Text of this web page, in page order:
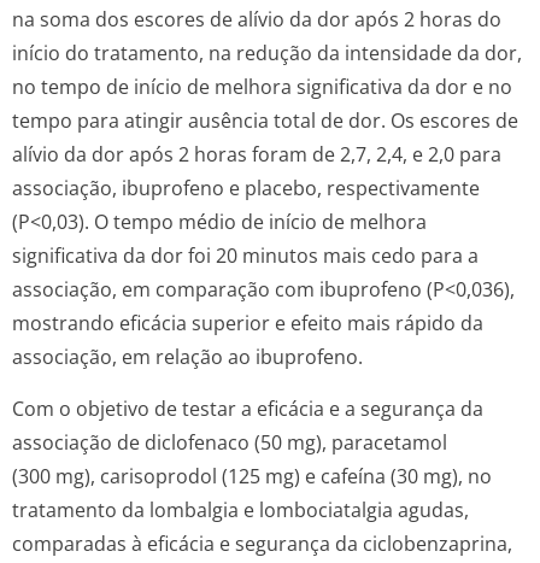
na soma dos escores de alívio da dor após 2 horas do
início do tratamento, na redução da intensidade da dor,
no tempo de início de melhora significativa da dor e no
tempo para atingir ausência total de dor. Os escores de
alívio da dor após 2 horas foram de 2,7, 2,4, e 2,0 para
associação, ibuprofeno e placebo, respectivamente
(P<0,03). O tempo médio de início de melhora
significativa da dor foi 20 minutos mais cedo para a
associação, em comparação com ibuprofeno (P<0,036),
mostrando eficácia superior e efeito mais rápido da
associação, em relação ao ibuprofeno.
Com o objetivo de testar a eficácia e a segurança da
associação de diclofenaco (50 mg), paracetamol
(300 mg), carisoprodol (125 mg) e cafeína (30 mg), no
tratamento da lombalgia e lombociatalgia agudas,
comparadas à eficácia e segurança da ciclobenzaprina,